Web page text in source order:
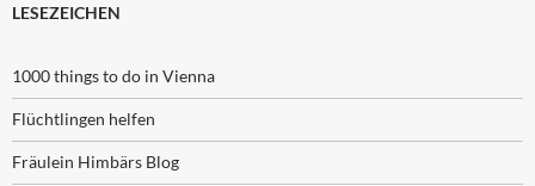
LESEZEICHEN
1000 things to do in Vienna
Flüchtlingen helfen
Fräulein Himbärs Blog